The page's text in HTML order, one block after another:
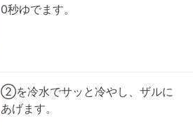
0秒ゆでます。
②を冷水でサッと冷やし、ザルに
あげます。